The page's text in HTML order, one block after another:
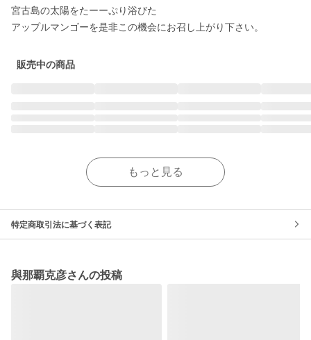
宮古島の太陽をたーーぷり浴びた
アップルマンゴーを是非この機会にお召し上がり下さい。
販売中の商品
もっと見る
特定商取引法に基づく表記
與那覇克彦さんの投稿